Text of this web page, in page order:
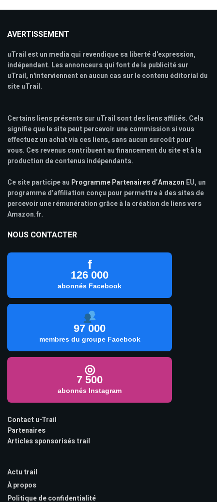
AVERTISSEMENT
uTrail est un media qui revendique sa liberté d'expression,
indépendant. Les annonceurs qui font de la publicité sur
uTrail, n'interviennent en aucun cas sur le contenu éditorial du
site uTrail.
Certains liens présents sur uTrail sont des liens affiliés. Cela
signifie que le site peut percevoir une commission si vous
effectuez un achat via ces liens, sans aucun surcoût pour
vous. Ces revenus contribuent au financement du site et à la
production de contenus indépendants.
Ce site participe au Programme Partenaires d’Amazon EU, un
programme d’affiliation conçu pour permettre à des sites de
percevoir une rémunération grâce à la création de liens vers
Amazon.fr.
NOUS CONTACTER
f
126 000
abonnés Facebook
97 000
membres du groupe Facebook
◎
7 500
abonnés Instagram
Contact u-Trail
Partenaires
Articles sponsorisés trail
Actu trail
À propos
Politique de confidentialité